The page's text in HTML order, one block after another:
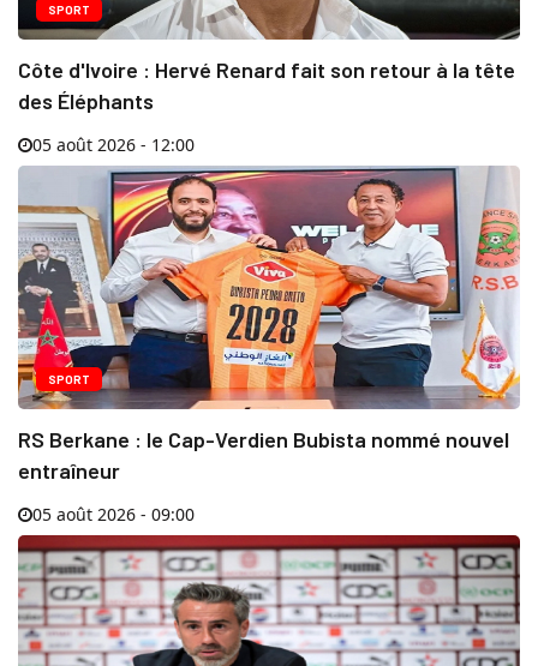
SPORT
Côte d'Ivoire : Hervé Renard fait son retour à la tête
des Éléphants
05 août 2026 - 12:00
SPORT
RS Berkane : le Cap-Verdien Bubista nommé nouvel
entraîneur
05 août 2026 - 09:00